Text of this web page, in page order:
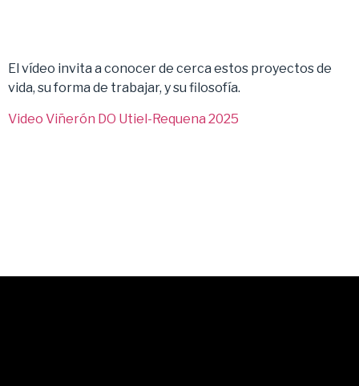
El vídeo invita a conocer de cerca estos proyectos de
vida, su forma de trabajar, y su filosofía.
Video Viñerón DO Utiel-Requena 2025